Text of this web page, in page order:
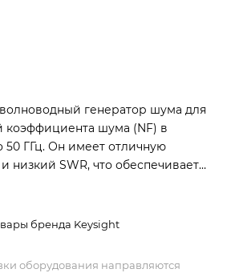
генератор шума для
коэффициента шума (NF) в
50 ГГц. Он имеет отличную
низкий SWR, что обеспечивает
в Q-диапазоне для
бренда Keysight
оборудования направляются